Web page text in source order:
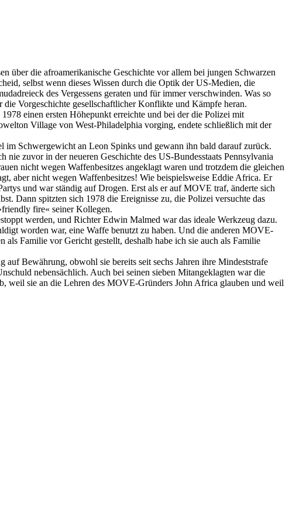
über die afroamerikanische Geschichte vor allem bei jungen Schwarzen
selbst wenn dieses Wissen durch die Optik der US-Medien, die
des Vergessens geraten und für immer verschwinden. Was so
Vorgeschichte gesellschaftlicher Konflikte und Kämpfe heran.
einen ersten Höhepunkt erreichte und bei der die Polizei mit
Village von West-Philadelphia vorging, endete schließlich mit der
im Schwergewicht an Leon Spinks und gewann ihn bald darauf zurück.
zuvor in der neueren Geschichte des US-Bundesstaats Pennsylvania
nicht wegen Waffenbesitzes angeklagt waren und trotzdem die gleichen
aber nicht wegen Waffenbesitzes! Wie beispielsweise Eddie Africa. Er
und war ständig auf Drogen. Erst als er auf MOVE traf, änderte sich
Dann spitzten sich 1978 die Ereignisse zu, die Polizei versuchte das
fire« seiner Kollegen.
werden, und Richter Edwin Malmed war das ideale Werkzeug dazu.
worden war, eine Waffe benutzt zu haben. Und die anderen MOVE-
Familie vor Gericht gestellt, deshalb habe ich sie auch als Familie
Bewährung, obwohl sie bereits seit sechs Jahren ihre Mindeststrafe
nebensächlich. Auch bei seinen sieben Mitangeklagten war die
weil sie an die Lehren des MOVE-Gründers John Africa glauben und weil